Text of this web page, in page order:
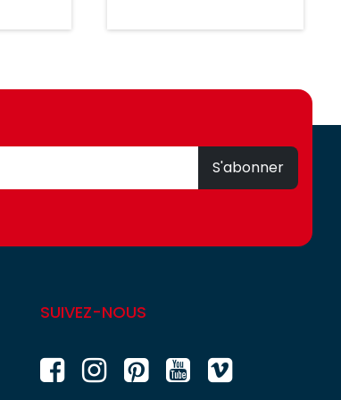
S'abonner
SUIVEZ-NOUS